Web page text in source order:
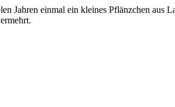
Jahren einmal ein kleines Pflänzchen aus